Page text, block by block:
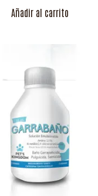
Añadir al carrito